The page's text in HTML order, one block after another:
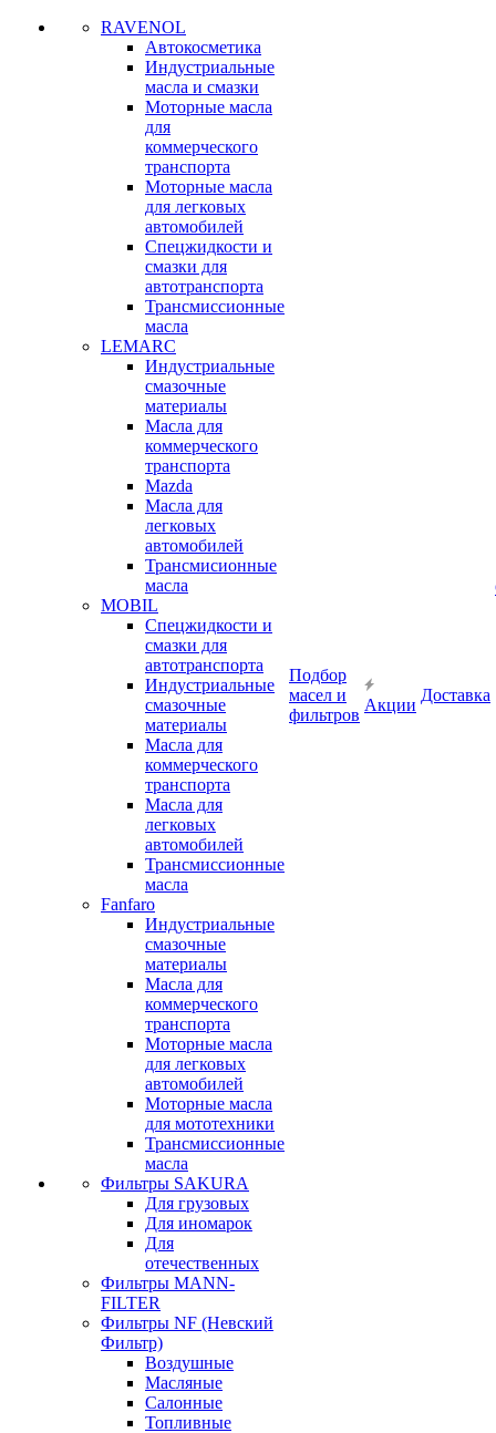
RAVENOL
Автокосметика
Индустриальные
масла и смазки
Моторные масла
для
коммерческого
транспорта
Моторные масла
для легковых
автомобилей
Спецжидкости и
смазки для
автотранспорта
Трансмиссионные
масла
LEMARC
Индустриальные
смазочные
материалы
Масла для
коммерческого
транспорта
Mazda
Масла для
легковых
автомобилей
Трансмисионные
масла
MOBIL
Cпецжидкости и
смазки для
автотранспорта
Индустриальные
смазочные
материалы
Масла для
коммерческого
транспорта
Масла для
легковых
автомобилей
Трансмиссионные
масла
Fanfaro
Индустриальные
смазочные
материалы
Масла для
коммерческого
транспорта
Моторные масла
для легковых
автомобилей
Моторные масла
для мототехники
Трансмиссионные
масла
Фильтры SAKURA
Для грузовых
Для иномарок
Для
отечественных
Фильтры MANN-
FILTER
Фильтры NF (Невский
Фильтр)
Воздушные
Масляные
Салонные
Топливные
Подбор
масел и
фильтров
Акции
Доставка